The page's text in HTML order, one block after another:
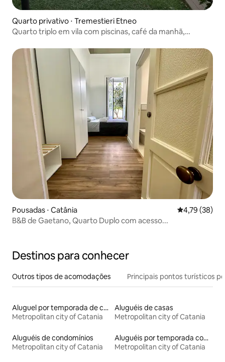
Quarto privativo ⋅ Tremestieri Etneo
Quarto triplo em vila com piscinas, café da manhã,
Pousadas ⋅ Catânia 4,79 de uma
4,79 (38)
B&B de Gaetano, Quarto Duplo com acesso...
Destinos para conhecer
Outros tipos de acomodações Principais pontos turísticos
Aluguel por temporada de casas de veraneio
Metropolitan city of Catania
Aluguéis de casas
Metropolitan city of Catania
Aluguéis de condomínios
Metropolitan city of Catania
Aluguéis por temporada com acesso ao lago
Metropolitan city of Catania